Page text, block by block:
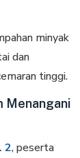
minyak
dan
tinggi.
Menangani
2, peserta